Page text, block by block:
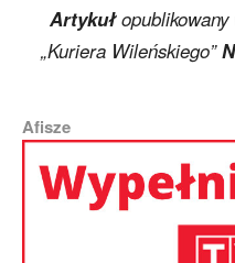
Artykułopublikowany
„Kuriera Wileńskiego”
Afisze